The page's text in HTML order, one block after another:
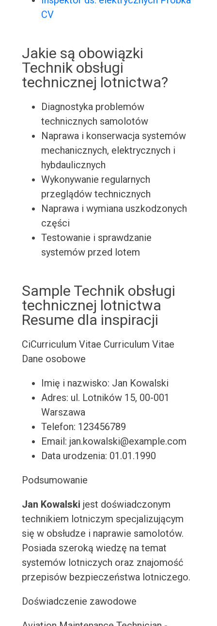
CV
Jakie są obowiązki
Technik obsługi
technicznej lotnictwa?
Diagnostyka problemów
technicznych samolotów
Naprawa i konserwacja systemów
mechanicznych, elektrycznych i
hybdaulicznych
Wykonywanie regularnych
przeglądów technicznych
Naprawa i wymiana uszkodzonych
części
Testowanie i sprawdzanie
systemów przed lotem
Sample Technik obsługi
technicznej lotnictwa
Resume dla inspiracji
CiCurriculum Vitae Curriculum Vitae
Dane osobowe
Imię i nazwisko: Jan Kowalski
Adres: ul. Lotników 15, 00-001
Warszawa
Telefon: 123456789
Email: jan.kowalski@example.com
Data urodzenia: 01.01.1990
Podsumowanie
Jan Kowalski jest doświadczonym
technikiem lotniczym specjalizującym
się w obsłudze i naprawie samolotów.
Posiada szeroką wiedzę na temat
systemów lotniczych oraz znajomość
przepisów bezpieczeństwa lotniczego.
Doświadczenie zawodowe